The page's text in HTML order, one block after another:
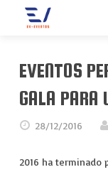
SERVICIOS
EVENTOS
GALA PARA
28/12/2016
2016 ha terminado